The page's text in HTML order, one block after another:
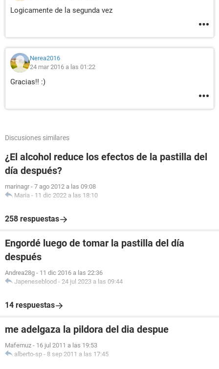
Logicamente de la segunda vez
Nerea2016
24 mar 2016 a las 01:22
Gracias!! :)
Discusiones similares
¿El alcohol reduce los efectos de la pastilla del
día después?
marinagr - 7 ago 2012 a las 09:08
Maria - 11 dic 2022 a las 18:10
258 respuestas
Engordé luego de tomar la pastilla del día
después
Andrea28g - 11 dic 2016 a las 22:36
Japeneseblood - 24 jul 2023 a las 09:44
14 respuestas
me adelgaza la pildora del dia despue
Mafemuz - 16 jul 2011 a las 19:53
alberto-sp - 8 sep 2011 a las 17:45